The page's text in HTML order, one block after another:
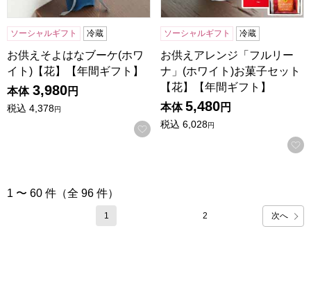
ソーシャルギフト 冷蔵
お供えそよはなブーケ(ホワ
イト)【花】【年間ギフト】
本体 3,980円
税込 4,378円
お気に入りに登録する
ソーシャルギフト 冷蔵
お供えアレンジ「フルリー
ナ」(ホワイト)お菓子セット
【花】【年間ギフト】
本体 5,480円
税込 6,028円
1 〜 60 件（全 96 件）
1 2 次へ